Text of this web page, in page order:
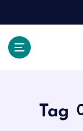
Tag